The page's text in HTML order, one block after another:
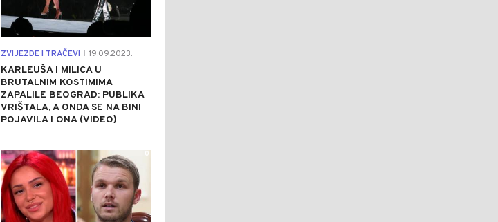
ZVIJEZDE I TRAČEVI 19.09.2023.
KARLEUŠA I MILICA U
BRUTALNIM KOSTIMIMA
ZAPALILE BEOGRAD: PUBLIKA
VRIŠTALA, A ONDA SE NA BINI
POJAVILA I ONA (VIDEO)
0